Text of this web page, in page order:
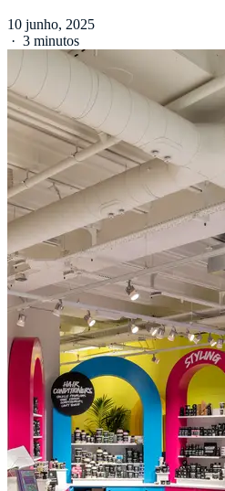
10 junho, 2025
· 3 minutos